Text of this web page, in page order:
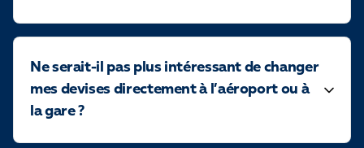
Ne serait-il pas plus intéressant de changer
mes devises directement à l’aéroport ou à
la gare ?